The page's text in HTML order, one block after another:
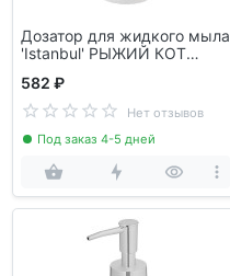
Дозатор для жидкого мыла
'Istanbul' РЫЖИЙ КОТ
582 ₽
Нет отзывов
Под заказ 4-5 дней